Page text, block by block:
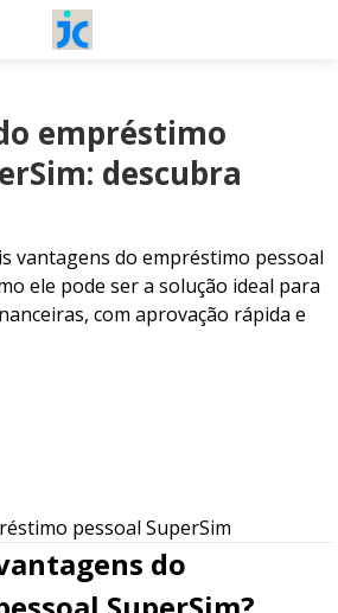
empréstimo
descubra
vantagens do empréstimo pessoal
ele pode ser a solução ideal para
com aprovação rápida e
do